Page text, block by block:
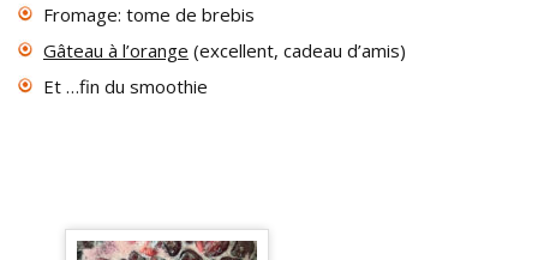
Fromage: tome de brebis
Gâteau à l’orange (excellent, cadeau d’amis)
Et …fin du smoothie